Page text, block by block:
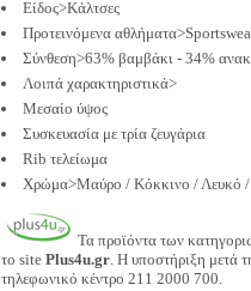
Είδος>Κάλτσες
Προτεινόμενα
Σύνθεση>63% βαμβάκι - 34%
Λοιπά χαρακτηριστικά>
Μεσαίο ύψος
Συσκευασία με τρία ζευγάρια
Rib τελείωμα
Χρώμα>Μαύρο / Κόκκινο / Λευκό
Τα προϊόντα των
το site Plus4u.gr. Η υποστήριξη μετά
τηλεφωνικό κέντρο 211 2000 700.